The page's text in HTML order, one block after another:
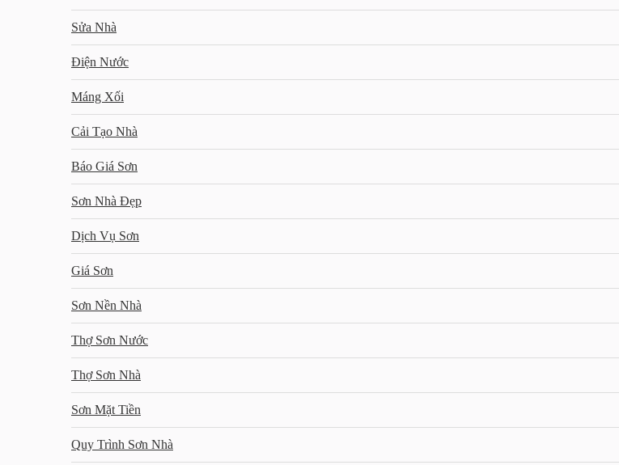
Sửa Nhà
Điện Nước
Máng Xối
Cải Tạo Nhà
Báo Giá Sơn
Sơn Nhà Đẹp
Dịch Vụ Sơn
Giá Sơn
Sơn Nền Nhà
Thợ Sơn Nước
Thợ Sơn Nhà
Sơn Mặt Tiền
Quy Trình Sơn Nhà